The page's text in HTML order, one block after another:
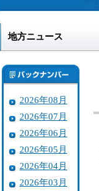
地方ニュース
2026年08月
2026年07月
2026年06月
2026年05月
2026年04月
2026年03月